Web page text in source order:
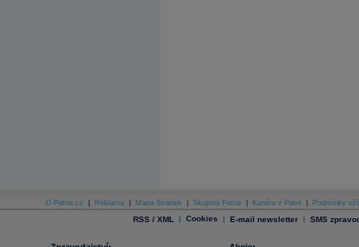
O Patria.cz Reklama Mapa Stránek Skupina Patria Kariéra v Patrii Podmínky
RSS / XML | Cookies | E-mail newsletter | SMS